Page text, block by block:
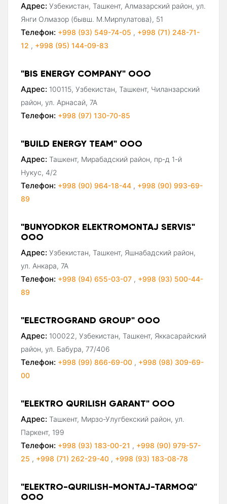
Адрес: Узбекистан, Ташкент, Алмазарский район, ул.
Янги Олмазор (бывш. М.Мирпулатова), 51
Телефон: +998 (93) 549-74-05 , +998 (71) 248-71-
12 , +998 (95) 144-09-83
"BIS ENERGY COMPANY" ООО
Адрес: 100115, Узбекистан, Ташкент, Чиланзарский
район, ул. Арнасай, 7А
Телефон: +998 (97) 130-70-85
"BUILD ENERGY TEAM" ООО
Адрес: Ташкент, Мирабадский район, пр-д 1-й
Нукус, 4/2
Телефон: +998 (90) 964-18-44 , +998 (90) 993-69-
89
"BUNYODKOR ELEKTROMONTAJ SERVIS"
ООО
Адрес: Узбекистан, Ташкент, Яшнабадский район,
ул. Анкара, 7А
Телефон: +998 (94) 655-03-07 , +998 (93) 500-44-
89
"ELECTROGRAND GROUP" ООО
Адрес: 100022, Узбекистан, Ташкент, Яккасарайский
район, ул. Бабура, 77/406
Телефон: +998 (99) 866-69-00 , +998 (98) 309-69-
00
"ELEKTRO QURILISH GARANT" ООО
Адрес: Ташкент, Мирзо-Улугбекский район, ул.
Паркент, 199
Телефон: +998 (93) 183-00-21 , +998 (90) 979-57-
25 , +998 (71) 262-29-40 , +998 (93) 183-08-78
"ELEKTRO-QURILISH-MONTAJ-TARMOQ"
ООО